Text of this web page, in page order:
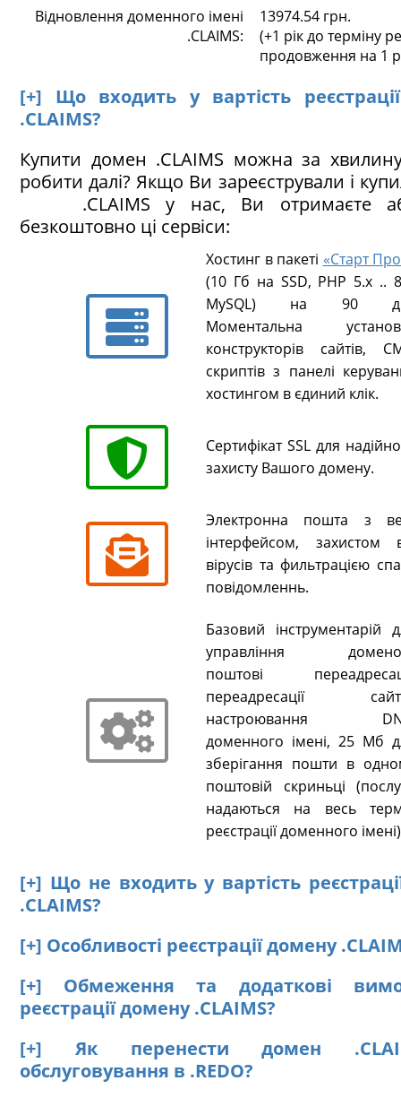
Відновлення доменного імені
.CLAIMS:
13974.54 грн.
(+1 рік до терміну
продовження на 1
[+] Що входить у вартість
.CLAIMS?
Купити домен .CLAIMS можна за
робити далі? Якщо Ви зареєстрували і
.CLAIMS у нас, Ви отримаєте
безкоштовно ці сервіси:
Хостинг в пакеті «Старт
(10 Гб на SSD, PHP 5.х ..
MySQL) на 90
Моментальна
конструкторів сайтів,
скриптів з панелі
хостингом в єдиний клік.
Сертифікат SSL для
захисту Вашого домену.
Электронна пошта з
інтерфейсом, захистом
вірусів та фильтрацією
повідомленнь.
Базовий інструментарій
управління
поштові
переадресації
настроювання
доменного імені, 25 Мб
зберігання пошти в
поштовій скриньці
надаються на весь
реєстрації доменного
[+] Що не входить у вартість
.CLAIMS?
[+] Особливості реєстрації домену
[+] Обмеження та додаткові
реєстрації домену .CLAIMS?
[+] Як перенести домен
обслуговування в .REDO?